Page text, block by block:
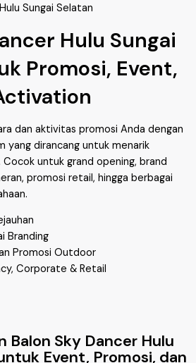
Sungai Selatan
Hulu Sungai
Promosi, Event,
dan aktivitas promosi Anda dengan
yang dirancang untuk menarik
untuk grand opening, brand
promosi retail, hingga berbagai
Branding
Promosi Outdoor
Corporate & Retail
Balon Sky Dancer Hulu
Event, Promosi, dan